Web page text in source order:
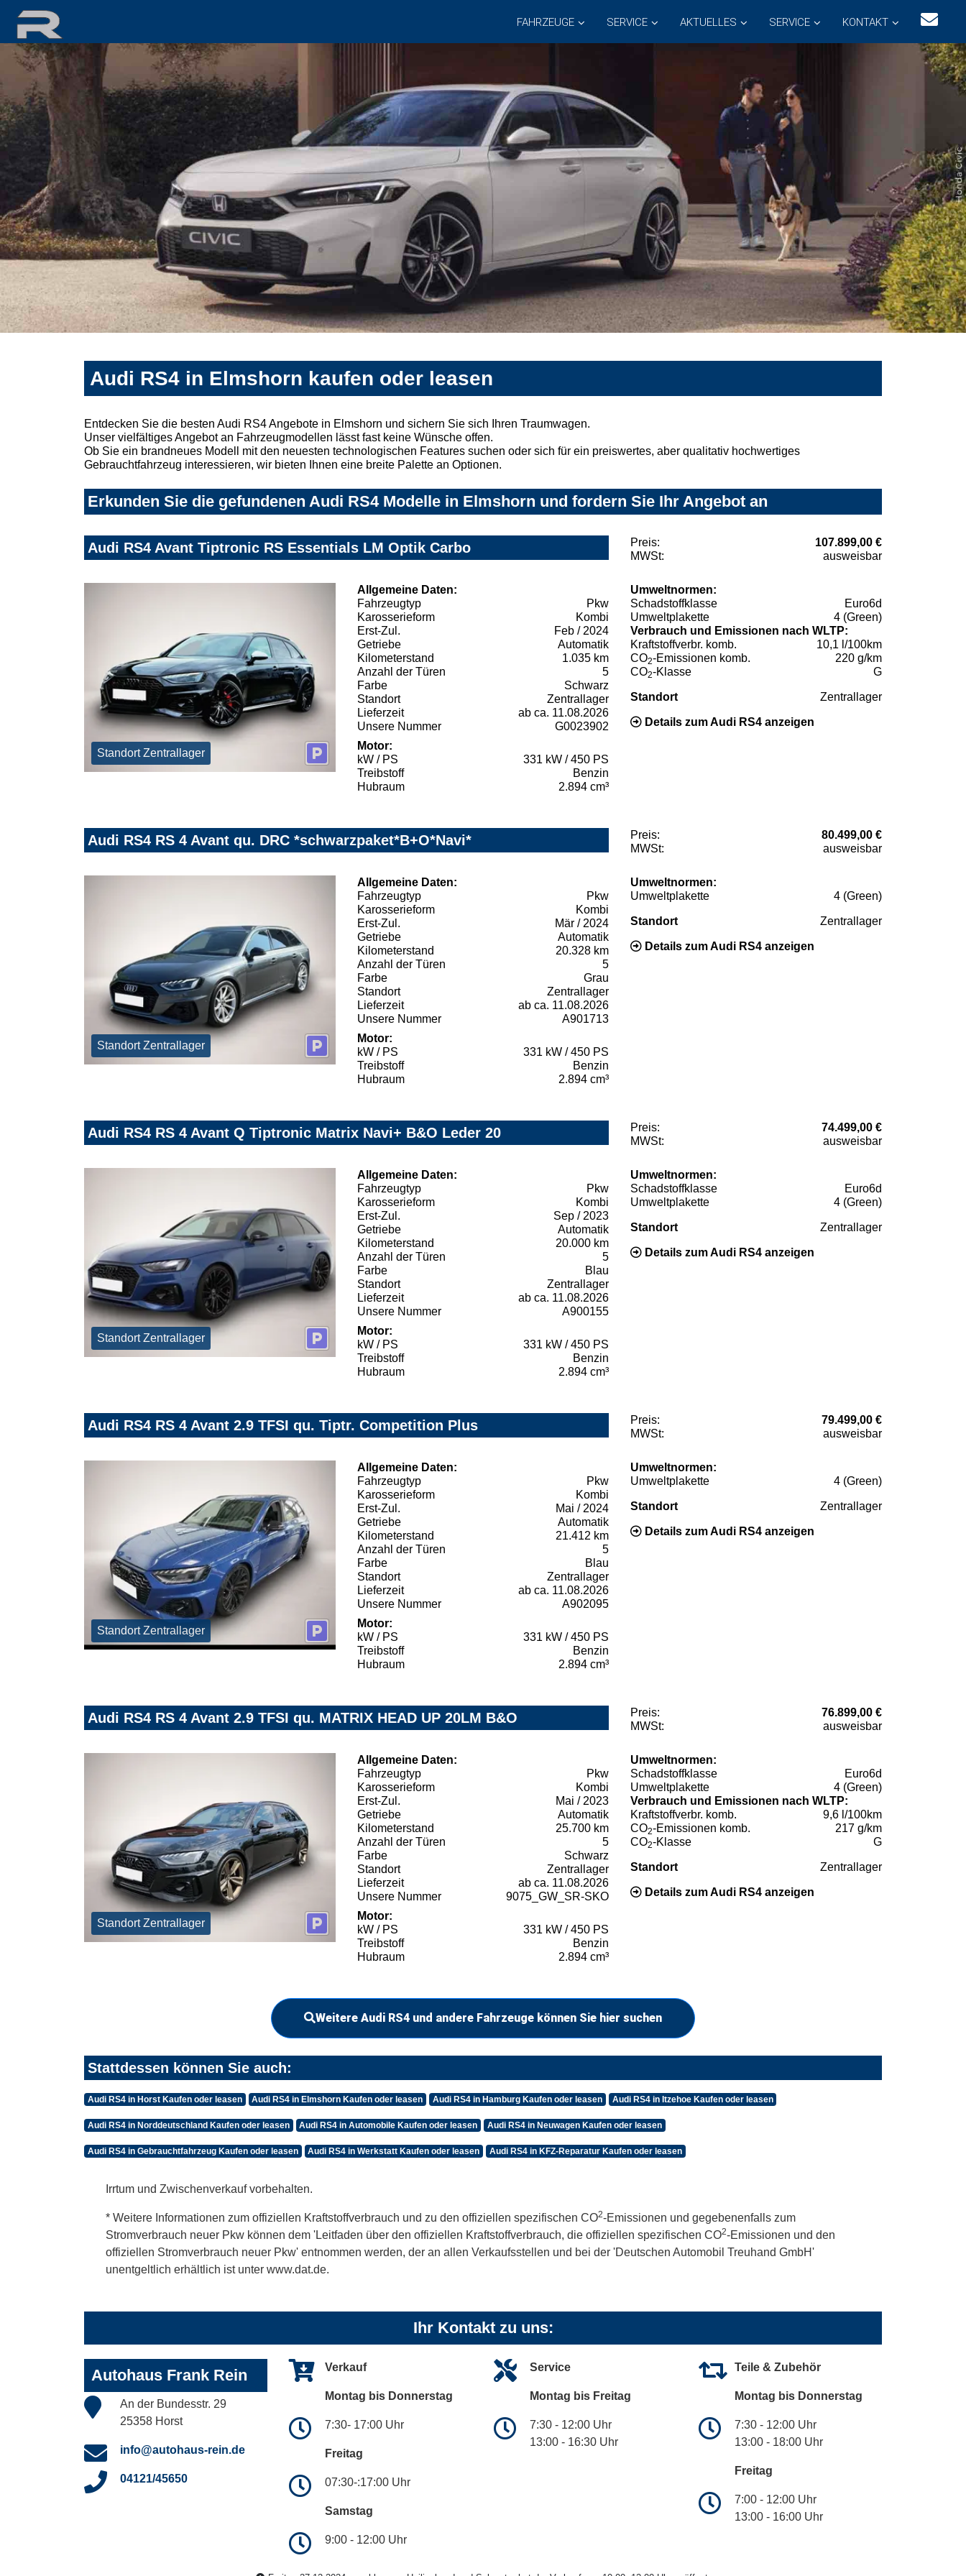
FAHRZEUGE SERVICE AKTUELLES SERVICE KONTAKT
Audi RS4 in Elmshorn kaufen oder leasen
Entdecken Sie die besten Audi RS4 Angebote in Elmshorn und sichern Sie sich Ihren Traumwagen.
Unser vielfältiges Angebot an Fahrzeugmodellen lässt fast keine Wünsche offen.
Ob Sie ein brandneues Modell mit den neuesten technologischen Features suchen oder sich für ein preiswertes, aber qualitativ hochwertiges
Gebrauchtfahrzeug interessieren, wir bieten Ihnen eine breite Palette an Optionen.
Erkunden Sie die gefundenen Audi RS4 Modelle in Elmshorn und fordern Sie Ihr Angebot an
Audi RS4 Avant Tiptronic RS Essentials LM Optik Carbo Preis:
107.899,00 €
MWSt:
ausweisbar
Standort Zentrallager
Allgemeine Daten:
Fahrzeugtyp
Pkw
Karosserieform
Kombi
Erst-Zul.
Feb / 2024
Getriebe
Automatik
Kilometerstand
1.035 km
Anzahl der Türen
5
Farbe
Schwarz
Standort
Zentrallager
Lieferzeit
ab ca. 11.08.2026
Unsere Nummer
G0023902
Motor:
kW / PS
331 kW / 450 PS
Treibstoff
Benzin
Hubraum
2.894 cm³
Umweltnormen:
Schadstoffklasse
Euro6d
Umweltplakette
4 (Green)
Verbrauch und Emissionen nach WLTP:
Kraftstoffverbr. komb.
10,1 l/100km
CO2-Emissionen komb.
220 g/km
CO2-Klasse G
Standort Zentrallager
Details zum Audi RS4 anzeigen
Audi RS4 RS 4 Avant qu. DRC *schwarzpaket*B+O*Navi* Preis:
80.499,00 €
MWSt:
ausweisbar
Standort Zentrallager
Allgemeine Daten:
Fahrzeugtyp
Pkw
Karosserieform
Kombi
Erst-Zul.
Mär / 2024
Getriebe
Automatik
Kilometerstand
20.328 km
Anzahl der Türen
5
Farbe
Grau
Standort
Zentrallager
Lieferzeit
ab ca. 11.08.2026
Unsere Nummer
A901713
Motor:
kW / PS
331 kW / 450 PS
Treibstoff
Benzin
Hubraum
2.894 cm³
Umweltnormen:
Umweltplakette
4 (Green)
Standort Zentrallager
Details zum Audi RS4 anzeigen
Audi RS4 RS 4 Avant Q Tiptronic Matrix Navi+ B&O Leder 20 Preis:
74.499,00 €
MWSt:
ausweisbar
Standort Zentrallager
Allgemeine Daten:
Fahrzeugtyp
Pkw
Karosserieform
Kombi
Erst-Zul.
Sep / 2023
Getriebe
Automatik
Kilometerstand
20.000 km
Anzahl der Türen
5
Farbe
Blau
Standort
Zentrallager
Lieferzeit
ab ca. 11.08.2026
Unsere Nummer
A900155
Motor:
kW / PS
331 kW / 450 PS
Treibstoff
Benzin
Hubraum
2.894 cm³
Umweltnormen:
Schadstoffklasse
Euro6d
Umweltplakette
4 (Green)
Standort Zentrallager
Details zum Audi RS4 anzeigen
Audi RS4 RS 4 Avant 2.9 TFSI qu. Tiptr. Competition Plus Preis:
79.499,00 €
MWSt:
ausweisbar
Standort Zentrallager
Allgemeine Daten:
Fahrzeugtyp
Pkw
Karosserieform
Kombi
Erst-Zul.
Mai / 2024
Getriebe
Automatik
Kilometerstand
21.412 km
Anzahl der Türen
5
Farbe
Blau
Standort
Zentrallager
Lieferzeit
ab ca. 11.08.2026
Unsere Nummer
A902095
Motor:
kW / PS
331 kW / 450 PS
Treibstoff
Benzin
Hubraum
2.894 cm³
Umweltnormen:
Umweltplakette
4 (Green)
Standort Zentrallager
Details zum Audi RS4 anzeigen
Audi RS4 RS 4 Avant 2.9 TFSI qu. MATRIX HEAD UP 20LM B&O Preis:
76.899,00 €
MWSt:
ausweisbar
Standort Zentrallager
Allgemeine Daten:
Fahrzeugtyp
Pkw
Karosserieform
Kombi
Erst-Zul.
Mai / 2023
Getriebe
Automatik
Kilometerstand
25.700 km
Anzahl der Türen
5
Farbe
Schwarz
Standort
Zentrallager
Lieferzeit
ab ca. 11.08.2026
Unsere Nummer
9075_GW_SR-SKO
Motor:
kW / PS
331 kW / 450 PS
Treibstoff
Benzin
Hubraum
2.894 cm³
Umweltnormen:
Schadstoffklasse
Euro6d
Umweltplakette
4 (Green)
Verbrauch und Emissionen nach WLTP:
Kraftstoffverbr. komb.
9,6 l/100km
CO2-Emissionen komb.
217 g/km
CO2-Klasse G
Standort Zentrallager
Details zum Audi RS4 anzeigen
Weitere Audi RS4 und andere Fahrzeuge können Sie hier suchen
Stattdessen können Sie auch:
Audi RS4 in Horst Kaufen oder leasen Audi RS4 in Elmshorn Kaufen oder leasen Audi RS4 in Hamburg Kaufen oder leasen Audi RS4 in Itzehoe Kaufen oder leasen
Audi RS4 in Norddeutschland Kaufen oder leasen Audi RS4 in Automobile Kaufen oder leasen Audi RS4 in Neuwagen Kaufen oder leasen
Audi RS4 in Gebrauchtfahrzeug Kaufen oder leasen Audi RS4 in Werkstatt Kaufen oder leasen Audi RS4 in KFZ-Reparatur Kaufen oder leasen
Irrtum und Zwischenverkauf vorbehalten.
* Weitere Informationen zum offiziellen Kraftstoffverbrauch und zu den offiziellen spezifischen CO2-Emissionen und gegebenenfalls zum
Stromverbrauch neuer Pkw können dem 'Leitfaden über den offiziellen Kraftstoffverbrauch, die offiziellen spezifischen CO2-Emissionen und den
offiziellen Stromverbrauch neuer Pkw' entnommen werden, der an allen Verkaufsstellen und bei der 'Deutschen Automobil Treuhand GmbH'
unentgeltlich erhältlich ist unter www.dat.de.
Ihr Kontakt zu uns:
Autohaus Frank Rein
An der Bundesstr. 29
25358 Horst
info@autohaus-rein.de
04121/45650
Verkauf
Montag bis Donnerstag
7:30- 17:00 Uhr
Freitag
07:30-:17:00 Uhr
Samstag
9:00 - 12:00 Uhr
Service
Montag bis Freitag
7:30 - 12:00 Uhr
13:00 - 16:30 Uhr
Teile & Zubehör
Montag bis Donnerstag
7:30 - 12:00 Uhr
13:00 - 18:00 Uhr
Freitag
7:00 - 12:00 Uhr
13:00 - 16:00 Uhr